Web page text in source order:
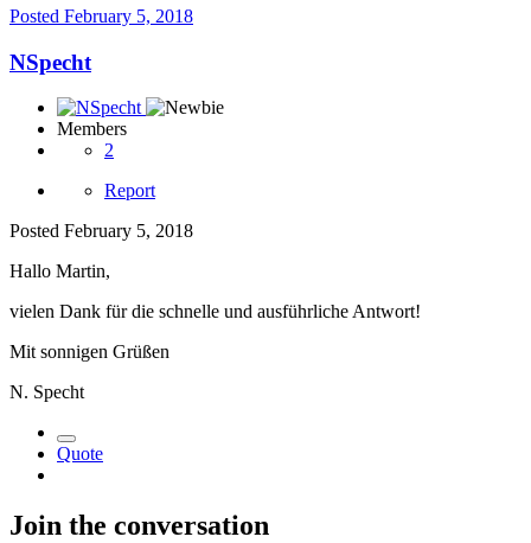
Posted February 5, 2018
NSpecht
Members
2
Report
Posted February 5, 2018
Hallo Martin,
vielen Dank für die schnelle und ausführliche Antwort!
Mit sonnigen Grüßen
N. Specht
Quote
Join the conversation